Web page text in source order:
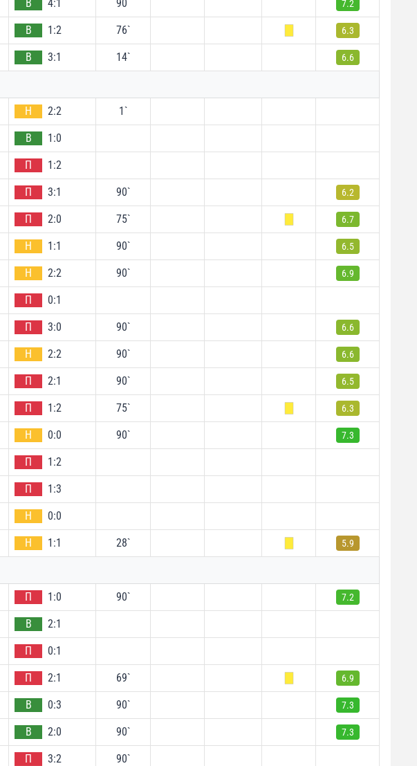
В 4:1 90` 7.2
В 1:2 76` 6.3
В 3:1 14` 6.6
Н 2:2 1`
В 1:0
П 1:2
П 3:1 90` 6.2
П 2:0 75` 6.7
Н 1:1 90` 6.5
Н 2:2 90` 6.9
П 0:1
П 3:0 90` 6.6
Н 2:2 90` 6.6
П 2:1 90` 6.5
П 1:2 75` 6.3
Н 0:0 90` 7.3
П 1:2
П 1:3
Н 0:0
Н 1:1 28` 5.9
П 1:0 90` 7.2
В 2:1
П 0:1
П 2:1 69` 6.9
В 0:3 90` 7.3
В 2:0 90` 7.3
П 3:2 90`